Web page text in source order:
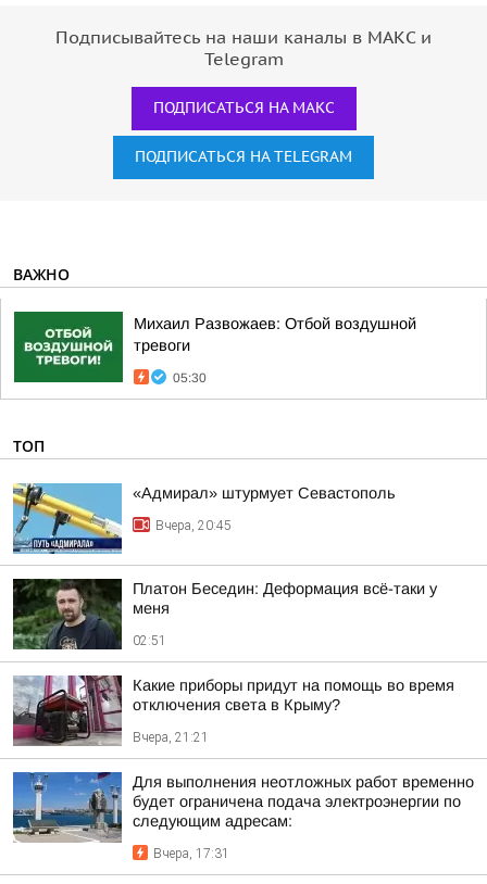
Подписывайтесь на наши каналы в МАКС и
Telegram
ПОДПИСАТЬСЯ НА МАКС
ПОДПИСАТЬСЯ НА TELEGRAM
ВАЖНО
Михаил Развожаев: Отбой воздушной
тревоги
05:30
ТОП
«Адмирал» штурмует Севастополь
Вчера, 20:45
Платон Беседин: Деформация всё-таки у
меня
02:51
Какие приборы придут на помощь во время
отключения света в Крыму?
Вчера, 21:21
Для выполнения неотложных работ временно
будет ограничена подача электроэнергии по
следующим адресам:
Вчера, 17:31